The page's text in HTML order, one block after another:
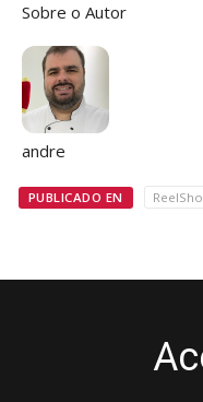
Sobre o Autor
andre
PUBLICADO EN